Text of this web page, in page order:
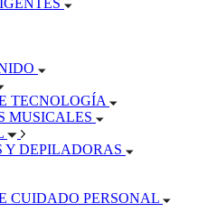
TECNOLOGÍA
MUSICALES
Y DEPILADORAS
CUIDADO PERSONAL